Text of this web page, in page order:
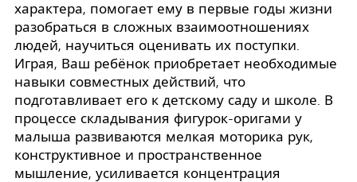
характера, помогает ему в первые годы жизни
разобраться в сложных взаимоотношениях
людей, научиться оценивать их поступки.
Играя, Ваш ребёнок приобретает необходимые
навыки совместных действий, что
подготавливает его к детскому саду и школе. В
процессе складывания фигурок-оригами у
малыша развиваются мелкая моторика рук,
конструктивное и пространственное
мышление, усиливается концентрация